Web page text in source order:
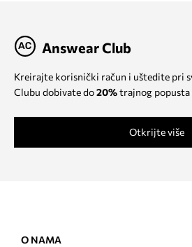
Answear Club
Kreirajte korisnički račun i uštedite pri
Clubu dobivate do20%trajnog popusta
Otkrijte više
O NAMA